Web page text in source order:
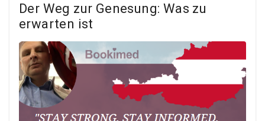
Der Weg zur Genesung: Was zu
erwarten ist